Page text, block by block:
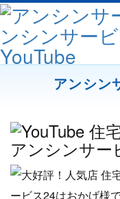
アンシン